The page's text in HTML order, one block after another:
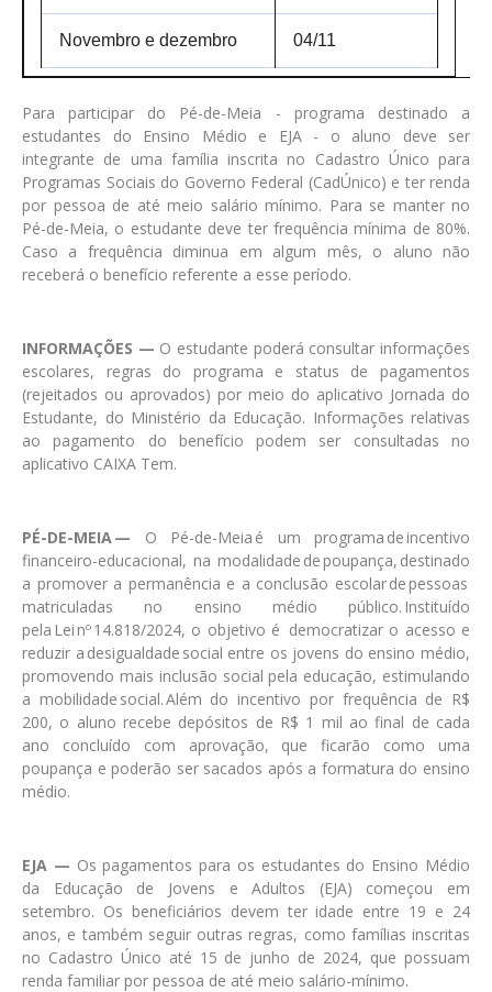
Novembro e dezembro 04/11
Para participar do Pé-de-Meia - programa destinado a
estudantes do Ensino Médio e EJA - o aluno deve ser
integrante de uma família inscrita no Cadastro Único para
Programas Sociais do Governo Federal (CadÚnico) e ter renda
por pessoa de até meio salário mínimo. Para se manter no
Pé-de-Meia, o estudante deve ter frequência mínima de 80%.
Caso a frequência diminua em algum mês, o aluno não
receberá o benefício referente a esse período.
INFORMAÇÕES — O estudante poderá consultar informações
escolares, regras do programa e status de pagamentos
(rejeitados ou aprovados) por meio do aplicativo Jornada do
Estudante, do Ministério da Educação. Informações relativas
ao pagamento do benefício podem ser consultadas no
aplicativo CAIXA Tem.
PÉ-DE-MEIA — O Pé-de-Meia é um programa de incentivo
financeiro-educacional, na modalidade de poupança, destinado
a promover a permanência e a conclusão escolar de pessoas
matriculadas no ensino médio público. Instituído
pela Lei nº 14.818/2024, o objetivo é democratizar o acesso e
reduzir a desigualdade social entre os jovens do ensino médio,
promovendo mais inclusão social pela educação, estimulando
a mobilidade social. Além do incentivo por frequência de R$
200, o aluno recebe depósitos de R$ 1 mil ao final de cada
ano concluído com aprovação, que ficarão como uma
poupança e poderão ser sacados após a formatura do ensino
médio.
EJA — Os pagamentos para os estudantes do Ensino Médio
da Educação de Jovens e Adultos (EJA) começou em
setembro. Os beneficiários devem ter idade entre 19 e 24
anos, e também seguir outras regras, como famílias inscritas
no Cadastro Único até 15 de junho de 2024, que possuam
renda familiar por pessoa de até meio salário-mínimo.